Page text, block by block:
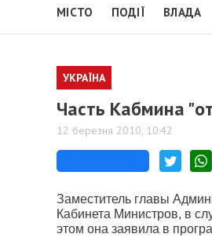
МІСТО ПОДІЇ ВЛАДА
УКРАЇНА
Часть Кабмина
12 березня 2010, 10:42
Заместитель главы
Кабинета Министров, в
этом она заявила в